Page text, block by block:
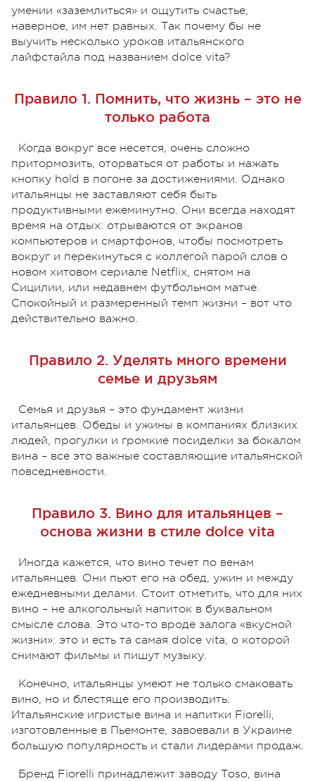
умении «заземлиться» и ощутить счастье,
наверное, им нет равных. Так почему бы не
выучить несколько уроков итальянского
лайфстайла под названием dolce vita?
Правило 1. Помнить, что жизнь – это не
только работа
Когда вокруг все несется, очень сложно
притормозить, оторваться от работы и нажать
кнопку hold в погоне за достижениями. Однако
итальянцы не заставляют себя быть
продуктивными ежеминутно. Они всегда находят
время на отдых: отрываются от экранов
компьютеров и смартфонов, чтобы посмотреть
вокруг и перекинуться с коллегой парой слов о
новом хитовом сериале Netflix, снятом на
Сицилии, или недавнем футбольном матче.
Спокойный и размеренный темп жизни – вот что
действительно важно.
Правило 2. Уделять много времени
семье и друзьям
Семья и друзья – это фундамент жизни
итальянцев. Обеды и ужины в компаниях близких
людей, прогулки и громкие посиделки за бокалом
вина – все это важные составляющие итальянской
повседневности.
Правило 3. Вино для итальянцев –
основа жизни в стиле dolce vita
Иногда кажется, что вино течет по венам
итальянцев. Они пьют его на обед, ужин и между
ежедневными делами. Стоит отметить, что для них
вино – не алкогольный напиток в буквальном
смысле слова. Это что-то вроде залога «вкусной
жизни»: это и есть та самая dolce vita, о которой
снимают фильмы и пишут музыку.
Конечно, итальянцы умеют не только смаковать
вино, но и блестяще его производить.
Итальянские игристые вина и напитки Fiorelli,
изготовленные в Пьемонте, завоевали в Украине
большую популярность и стали лидерами продаж.
Бренд Fiorelli принадлежит заводу Тоsо, вина